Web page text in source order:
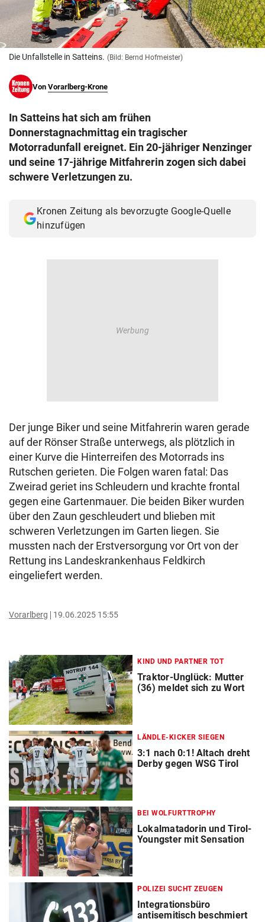
© Krone Multimedia GmbH & Co KG 2026
Muthgasse 2, 1190 Wien
Die Unfallstelle in Satteins. (Bild: Bernd Hofmeister)
Von Vorarlberg-Krone
In Satteins hat sich am frühen
Donnerstagnachmittag ein tragischer
Motorradunfall ereignet. Ein 20-jähriger Nenzinger
und seine 17-jährige Mitfahrerin zogen sich dabei
schwere Verletzungen zu.
Kronen Zeitung als bevorzugte Google-Quelle
hinzufügen
Der junge Biker und seine Mitfahrerin waren gerade
auf der Rönser Straße unterwegs, als plötzlich in
einer Kurve die Hinterreifen des Motorrads ins
Rutschen gerieten. Die Folgen waren fatal: Das
Zweirad geriet ins Schleudern und krachte frontal
gegen eine Gartenmauer. Die beiden Biker wurden
über den Zaun geschleudert und blieben mit
schweren Verletzungen im Garten liegen. Sie
mussten nach der Erstversorgung vor Ort von der
Rettung ins Landeskrankenhaus Feldkirch
eingeliefert werden.
Vorarlberg 19.06.2025 15:55
KIND UND PARTNER TOT
Traktor-Unglück: Mutter
(36) meldet sich zu Wort
LÄNDLE-KICKER SIEGEN
3:1 nach 0:1! Altach dreht
Derby gegen WSG Tirol
BEI WOLFURTTROPHY
Lokalmatadorin und Tirol-
Youngster mit Sensation
POLIZEI SUCHT ZEUGEN
Integrationsbüro
antisemitisch beschmiert